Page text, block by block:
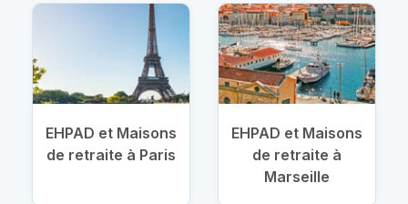
EHPAD et Maisons
de retraite à Paris
EHPAD et Maisons
de retraite à
Marseille